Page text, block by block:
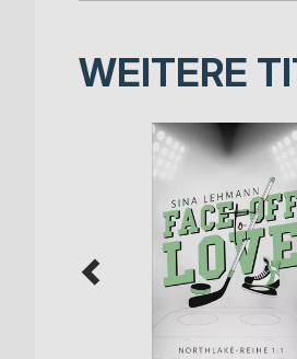
WEITERE